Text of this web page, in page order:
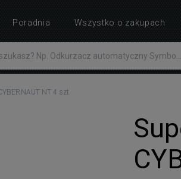
NT 4 szt.
Poradnia Wszystko o zakupach